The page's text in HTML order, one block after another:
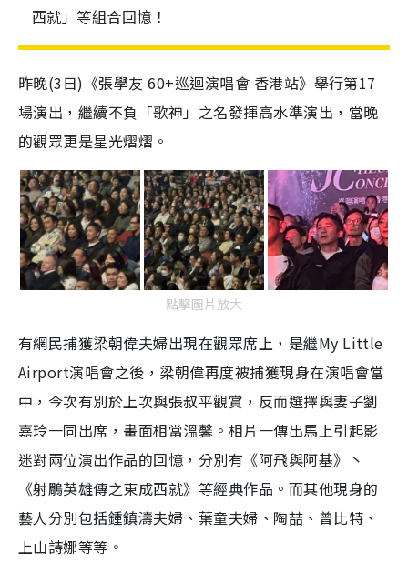
西就」等組合回憶！
昨晚(3日)《張學友 60+巡迴演唱會 香港站》舉行第17
場演出，繼續不負「歌神」之名發揮高水準演出，當晚
的觀眾更是星光熠熠。
點擊圖片放大
有網民捕獲梁朝偉夫婦出現在觀眾席上，是繼My Little
Airport演唱會之後，梁朝偉再度被捕獲現身在演唱會當
中，今次有別於上次與張叔平觀賞，反而選擇與妻子劉
嘉玲一同出席，畫面相當溫馨。相片一傳出馬上引起影
迷對兩位演出作品的回憶，分別有《阿飛與阿基》丶
《射鵰英雄傳之東成西就》等經典作品。而其他現身的
藝人分別包括鍾鎮濤夫婦、葉童夫婦、陶喆、曾比特、
上山詩娜等等。